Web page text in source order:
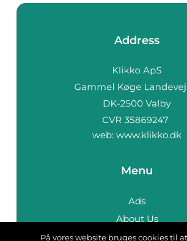
Address
web: www.klikko.dk
Menu
Ads
About Us
Cookies
På vores website bruges cookies til